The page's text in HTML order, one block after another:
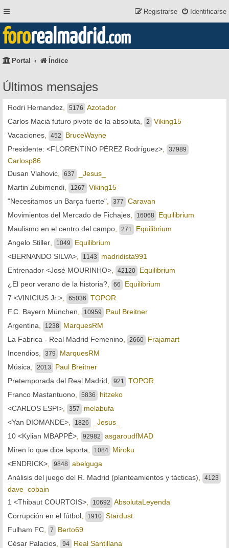
Identificarse
Registrarse
fororealmadrid.com
Portal Índice
Últimos mensajes
Rodri Hernandez 5176
Azotador
Carlos Maciá futuro pivote de la absoluta
2
Viking15
Vacaciones
452
BruceWayne
Presidente: <FLORENTINO PÉREZ Rodríguez>
37989
Carlosp86
Dusan Vlahovic
637
_Jesus_
Martin Zubimendi
1267
Viking15
"Necesitamos un Barça fuerte"
377
Caravan
Movimientos del Mercado de Fichajes
16068
Equilibrium
Maulismo en el centro del campo
271
Equilibrium
Angelo Stiller
1049
Equilibrium
<BERNANDO SILVA>
1143
madridista991
Entrenador <José MOURINHO>
42120
Equilibrium
¿El peor verano de la historia?
66
Equilibrium
7 <VINICIUS Jr.>
65036
TOPOR
F.C. Bayern München
10959
Paul Breitner
Argentina
1238
MarquesRM
La Fabrica - Real Madrid Femenino
2660
Frajamart
Incendios
379
MarquesRM
Música
2013
Paul Breitner
Pretemporada del Real Madrid
921
TOPOR
Franco Mastantuono
5836
hitzeko
<CARLOS ESPI>
357
melabufa
<Yan DIOMANDE>
1826
_Jesus_
10 <Kylian MBAPPÉ>
92982
asgaroudfMAD
Miren lo que dice laporta
1084
Miroku
<ENDRICK>
9848
abelguga
Análisis del juego del R. Madrid (planteamientos y tácticas)
4123
dave_cobain
1 <Thibaut COURTOIS>
10692
AbsolutaLeyenda
Corrupción en el fútbol
1910
Stardust
Fulham FC
7
Berto69
César Palacios
94
Real Santillana